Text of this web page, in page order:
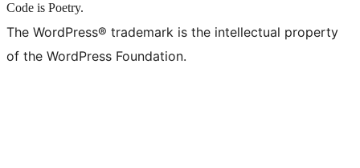
Code is Poetry.
The WordPress® trademark is the intellectual property
of the WordPress Foundation.